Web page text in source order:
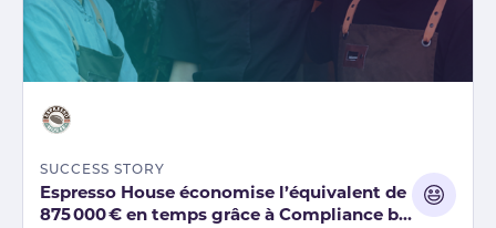
SUCCESS STORY
Espresso House économise l’équivalent de
875 000 € en temps grâce à Compliance by